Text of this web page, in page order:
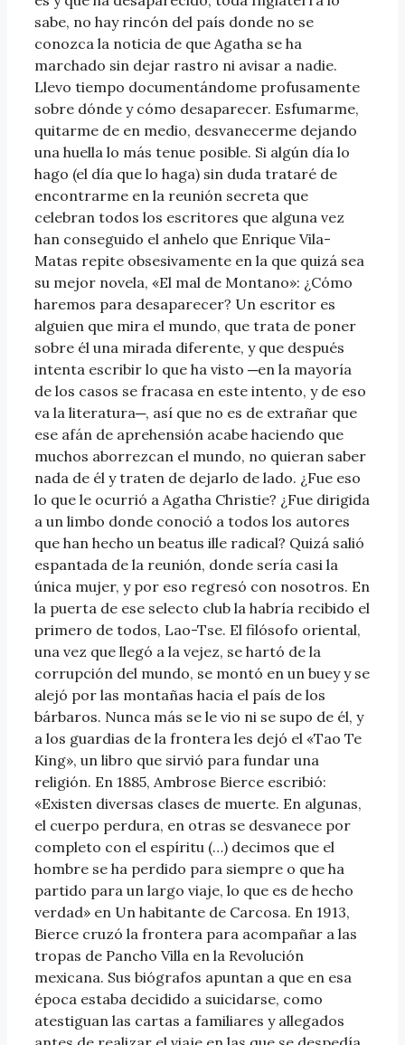
sabe, no hay rincón del país donde no se
conozca la noticia de que Agatha se ha
marchado sin dejar rastro ni avisar a nadie.
Llevo tiempo documentándome profusamente
sobre dónde y cómo desaparecer. Esfumarme,
quitarme de en medio, desvanecerme dejando
una huella lo más tenue posible. Si algún día lo
hago (el día que lo haga) sin duda trataré de
encontrarme en la reunión secreta que
celebran todos los escritores que alguna vez
han conseguido el anhelo que Enrique Vila-
Matas repite obsesivamente en la que quizá sea
su mejor novela, «El mal de Montano»: ¿Cómo
haremos para desaparecer? Un escritor es
alguien que mira el mundo, que trata de poner
sobre él una mirada diferente, y que después
intenta escribir lo que ha visto ─en la mayoría
de los casos se fracasa en este intento, y de eso
va la literatura─, así que no es de extrañar que
ese afán de aprehensión acabe haciendo que
muchos aborrezcan el mundo, no quieran saber
nada de él y traten de dejarlo de lado. ¿Fue eso
lo que le ocurrió a Agatha Christie? ¿Fue dirigida
a un limbo donde conoció a todos los autores
que han hecho un beatus ille radical? Quizá salió
espantada de la reunión, donde sería casi la
única mujer, y por eso regresó con nosotros. En
la puerta de ese selecto club la habría recibido el
primero de todos, Lao-Tse. El filósofo oriental,
una vez que llegó a la vejez, se hartó de la
corrupción del mundo, se montó en un buey y se
alejó por las montañas hacia el país de los
bárbaros. Nunca más se le vio ni se supo de él, y
a los guardias de la frontera les dejó el «Tao Te
King», un libro que sirvió para fundar una
religión. En 1885, Ambrose Bierce escribió:
«Existen diversas clases de muerte. En algunas,
el cuerpo perdura, en otras se desvanece por
completo con el espíritu (…) decimos que el
hombre se ha perdido para siempre o que ha
partido para un largo viaje, lo que es de hecho
verdad» en Un habitante de Carcosa. En 1913,
Bierce cruzó la frontera para acompañar a las
tropas de Pancho Villa en la Revolución
mexicana. Sus biógrafos apuntan a que en esa
época estaba decidido a suicidarse, como
atestiguan las cartas a familiares y allegados